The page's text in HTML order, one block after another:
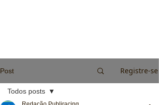
Post Registre-se
Todos posts